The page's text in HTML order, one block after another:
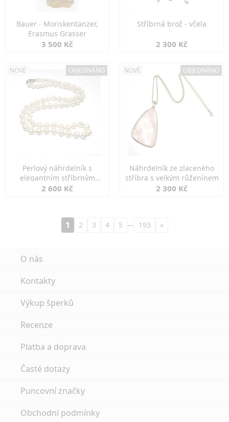
Bauer - Moriskentänzer,
Erasmus Grasser
3 500 Kč
Stříbrná brož - včela
2 300 Kč
NOVÉ OBJEDNÁNO
Perlový náhrdelník s
elegantním stříbrným
zapínáním
2 600 Kč
NOVÉ OBJEDNÁNO
Náhrdelník ze zlaceného
stříbra s velkým růženínem
2 300 Kč
1 2 3 4 5 … 193 »
O nás
Kontakty
Výkup šperků
Recenze
Platba a doprava
Časté dotazy
Puncovní značky
Obchodní podmínky